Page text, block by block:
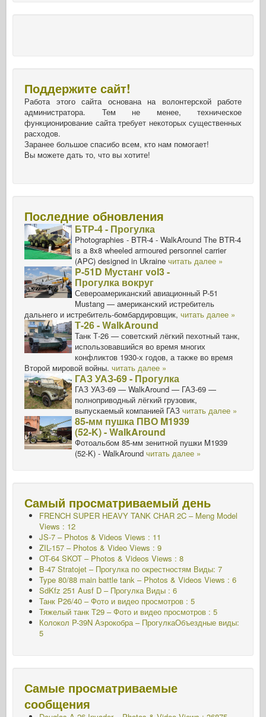
Поддержите сайт!
Работа этого сайта основана на волонтерской работе
администратора. Тем не менее, техническое
функционирование сайта требует некоторых существенных
расходов.
Заранее большое спасибо всем, кто нам помогает!
Вы можете дать то, что вы хотите!
Последние обновления
БТР-4 - Прогулка
Photographies - BTR-4 - WalkAround The BTR-4
is a 8x8 wheeled armoured personnel carrier
(APC) designed in Ukraine читать далее »
P-51D Мустанг vol3 -
Прогулка вокруг
Североамериканский авиационный P-51
Mustang — американский истребитель
дальнего и истребитель-бомбардировщик, читать далее »
Т-26 - WalkAround
Танк Т-26 — советский лёгкий пехотный танк,
использовавшийся во время многих
конфликтов 1930-х годов, а также во время
Второй мировой войны. читать далее »
ГАЗ УАЗ-69 - Прогулка
ГАЗ УАЗ-69 — WalkAround — ГАЗ-69 —
полноприводный лёгкий грузовик,
выпускаемый компанией ГАЗ читать далее »
85-мм пушка ПВО M1939
(52-K) - WalkAround
Фотоальбом 85-мм зенитной пушки M1939
(52-K) - WalkAround читать далее »
Самый просматриваемый день
FRENCH SUPER HEAVY TANK CHAR 2C – Meng Model
Views : 12
JS-7 – Photos & Videos Views : 11
ZIL-157 – Photos & Video Views : 9
OT-64 SKOT – Photos & Videos Views : 8
B-47 Stratojet – Прогулка по окрестностям Виды: 7
Type 80/88 main battle tank – Photos & Videos Views : 6
SdKfz 251 Ausf D – Прогулка Виды : 6
Танк P26/40 – Фото и видео просмотров : 5
Тяжелый танк T29 – Фото и видео просмотров : 5
Колокол P-39N Аэрокобра – ПрогулкаОбъездные виды:
5
Самые просматриваемые
сообщения